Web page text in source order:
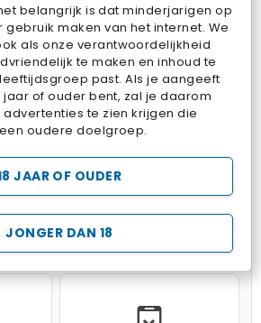
belangrijk is dat minderjarigen op
maken van het internet. We
als onze verantwoordelijkheid
te maken en inhoud te
past. Als je aangeeft
jaar of ouder bent, zal je daarom
te zien krijgen die
oudere doelgroep.
JONGER DAN 18
JAAR OF OUDER
Bubbits
Game Potion Sort